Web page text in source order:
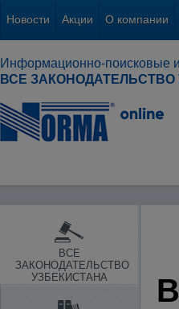
Новости Акции О компании
Информационно-поисковые
ВСЕ ЗАКОНОДАТЕЛЬСТВО
ВСЕ
ЗАКОНОДАТЕЛЬСТВО
УЗБЕКИСТАНА